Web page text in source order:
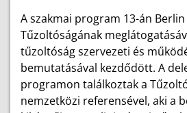
A szakmai program 13-án
Tűzoltóságának
tűzoltóság szervezeti és
bemutatásával kezdődött. A
programon találkoztak a
nemzetközi referensével, aki a